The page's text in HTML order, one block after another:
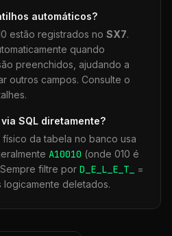
automáticos?
estão registrados no SX7.
quando
preenchidos, ajudando a
outros campos. Consulte o
via SQL diretamente?
da tabela no banco usa
A10010 (onde 010 é
filtre por D_E_L_E_T_
=
deletados.